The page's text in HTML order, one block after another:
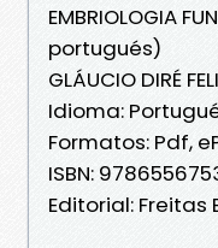
EMBRIOLOGIA
portugués)
GLÁUCIO DIRÉ
Idioma:
Formatos: Pdf,
ISBN:
Editorial: Freitas